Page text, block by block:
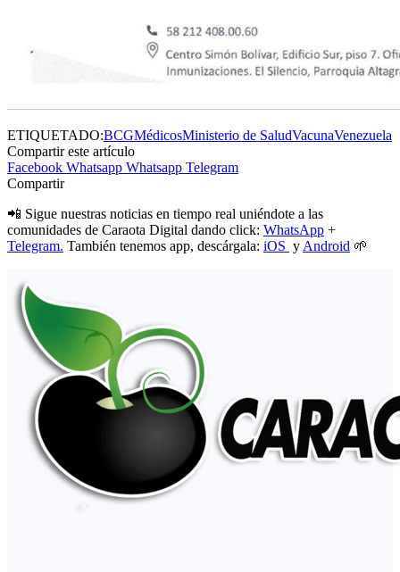
ETIQUETADO:BCGMédicosMinisterio de SaludVacunaVenezuela
Compartir este artículo
Facebook Whatsapp Whatsapp Telegram
Compartir
📲 Sigue nuestras noticias en tiempo real uniéndote a las
comunidades de Caraota Digital dando click: WhatsApp +
Telegram. También tenemos app, descárgala: iOS y Android 🌱